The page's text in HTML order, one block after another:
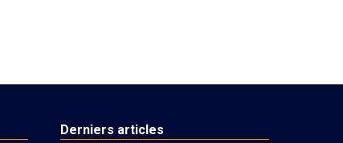
Derniers articles